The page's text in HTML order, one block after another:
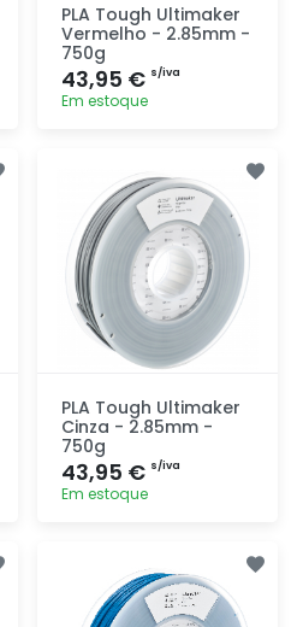
PLA Tough Ultimaker
Vermelho - 2.85mm -
750g
43,95 € s/iva
Em estoque
rapidamente
PLA Tough Ultimaker
Cinza - 2.85mm -
750g
43,95 € s/iva
Em estoque
rapidamente